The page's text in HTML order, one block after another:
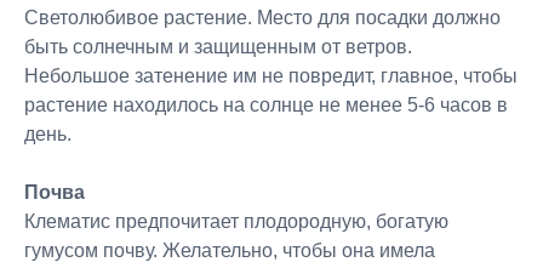
Светолюбивое растение. Место для посадки должно
быть солнечным и защищенным от ветров.
Небольшое затенение им не повредит, главное, чтобы
растение находилось на солнце не менее 5-6 часов в
день.
Почва
Клематис предпочитает плодородную, богатую
гумусом почву. Желательно, чтобы она имела